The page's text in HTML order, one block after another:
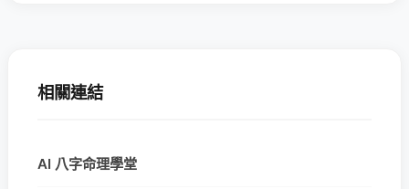
相關連結
AI 八字命理學堂